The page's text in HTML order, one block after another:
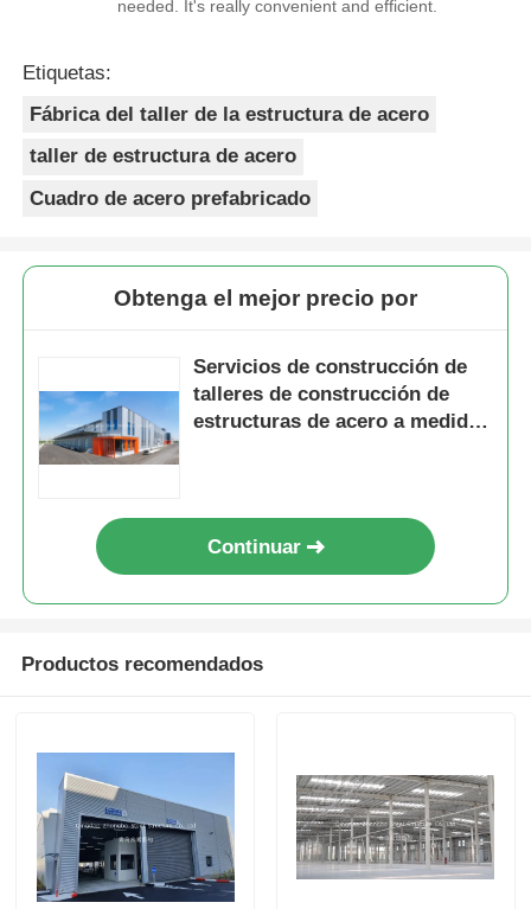
needed. It's really convenient and efficient.
Etiquetas:
Fábrica del taller de la estructura de acero
taller de estructura de acero
Cuadro de acero prefabricado
Obtenga el mejor precio por
Servicios de construcción de
talleres de construcción de
estructuras de acero a medida,
Continuar
Productos recomendados